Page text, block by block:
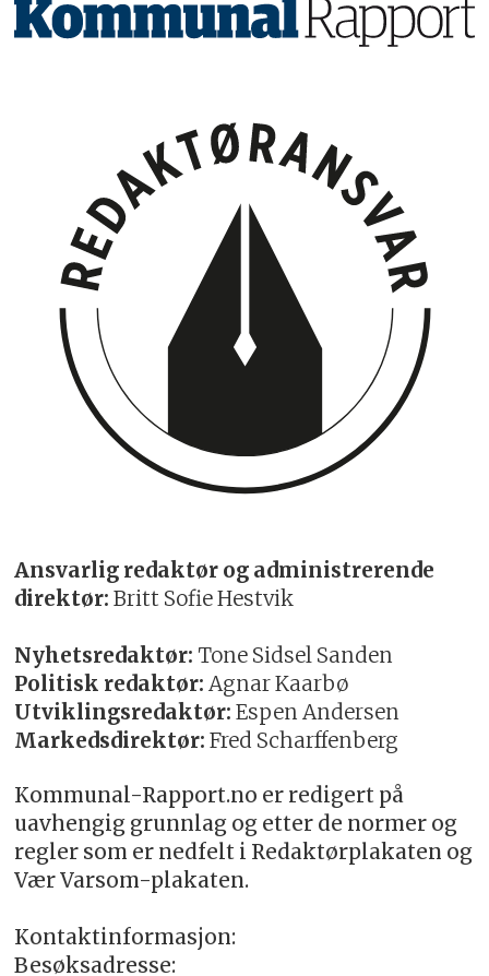
Ansvarlig redaktør og administrerende
direktør: Britt Sofie Hestvik
Nyhetsredaktør: Tone Sidsel Sanden
Politisk redaktør: Agnar Kaarbø
Utviklingsredaktør: Espen Andersen
Markedsdirektør: Fred Scharffenberg
Kommunal-Rapport.no er redigert på
uavhengig grunnlag og etter de normer og
regler som er nedfelt i Redaktørplakaten og
Vær Varsom-plakaten.
Kontaktinformasjon:
Besøksadresse: